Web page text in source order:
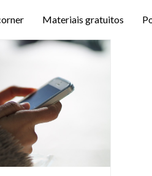
Materiais gratuitos